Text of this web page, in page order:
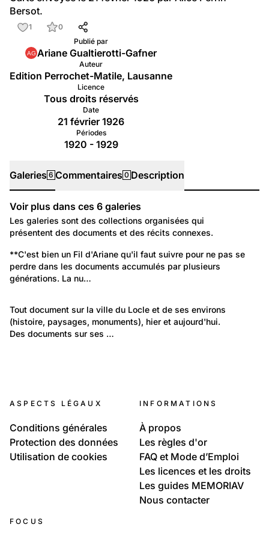
Bersot.
1
0
Publié par
Ariane Gualtierotti-Gafner
Auteur
Edition Perrochet-Matile, Lausanne
Licence
Tous droits réservés
Date
21 février 1926
Périodes
1920 - 1929
Galeries 6 Commentaires 0 Description
Galeries
Voir plus dans ces 6 galeries
Les galeries sont des collections organisées qui
présentent des documents et des récits connexes.
Temps libre et culture: Vie quotidienne
Le Fil d'Ariane
**C'est bien un Fil d'Ariane qu'il faut suivre pour ne pas se
perdre dans les documents accumulés par plusieurs
générations. La nu…
Lieux: Neuchâtel
Le Locle et ses environs
Tout document sur la ville du Locle et de ses environs
(histoire, paysages, monuments), hier et aujourd'hui.
Des documents sur ses …
Les images qui parlent d'elles-mêmes
ASPECTS LÉGAUX
Conditions générales
Protection des données
Utilisation de cookies
INFORMATIONS
À propos
Les règles d'or
FAQ et Mode d’Emploi
Les licences et les droits
Les guides MEMORIAV
Nous contacter
FOCUS